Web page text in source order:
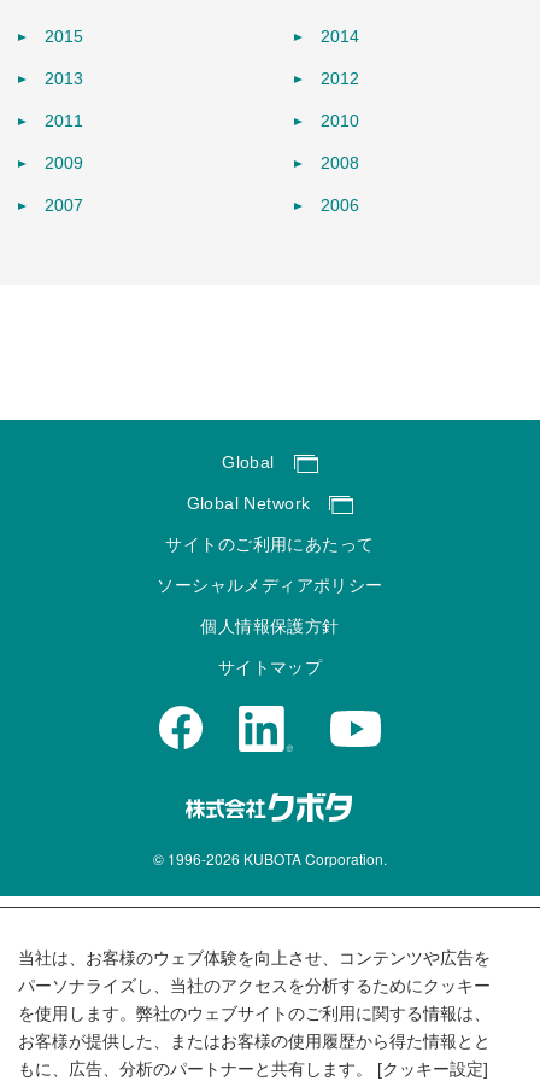
2015 2014
2013 2012
2011 2010
2009 2008
2007 2006
Global
Global Network
サイトのご利用にあたって
ソーシャルメディアポリシー
個人情報保護方針
サイトマップ
© 1996-2026 KUBOTA Corporation.
当社は、お客様のウェブ体験を向上させ、コンテンツや広告を
パーソナライズし、当社のアクセスを分析するためにクッキー
を使用します。弊社のウェブサイトのご利用に関する情報は、
お客様が提供した、またはお客様の使用履歴から得た情報とと
もに、広告、分析のパートナーと共有します。 [クッキー設定]